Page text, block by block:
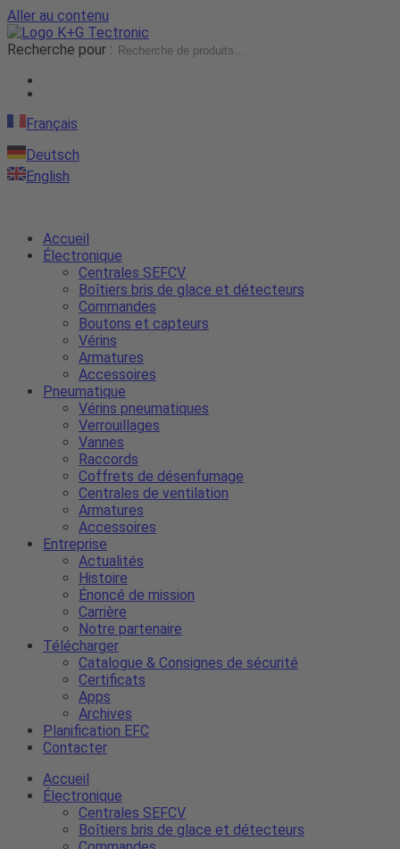
Aller au contenu
Recherche pour :
Français
Deutsch
English
Accueil
Électronique
Centrales SEFCV
Boîtiers bris de glace et détecteurs
Commandes
Boutons et capteurs
Vérins
Armatures
Accessoires
Pneumatique
Vérins pneumatiques
Verrouillages
Vannes
Raccords
Coffrets de désenfumage
Centrales de ventilation
Armatures
Accessoires
Entreprise
Actualités
Histoire
Énoncé de mission
Carrière
Notre partenaire
Télécharger
Catalogue & Consignes de sécurité
Certificats
Apps
Archives
Planification EFC
Contacter
Accueil
Électronique
Centrales SEFCV
Boîtiers bris de glace et détecteurs